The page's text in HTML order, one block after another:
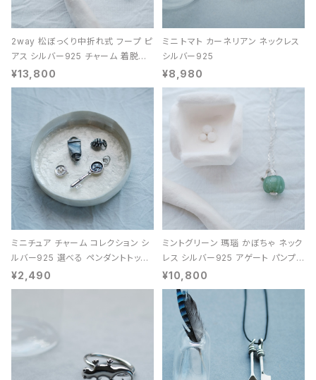
2way 松ぼっくり中折れ式 フープ ピ
アス シルバー925 チャーム 着脱可
能 レディース ユニセックス
¥13,800
ミニ トマト カーネリアン ネックレス
シルバー925
¥8,980
ミニチュア チャーム コレクション シ
ルバー925 選べる ペンダントトップ
レディース ユニセックス
¥2,490
ミントグリーン 瑪瑙 かぼちゃ ネック
レス シルバー925 アゲート パンプキ
ン 天然石 レディース
¥10,800